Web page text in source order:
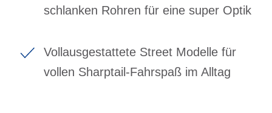
schlanken Rohren für eine super Optik
Vollausgestattete Street Modelle für
vollen Sharptail-Fahrspaß im Alltag